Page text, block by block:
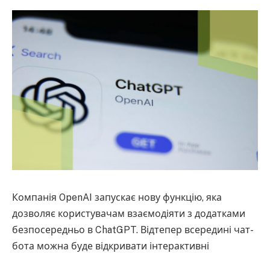
Компанія OpenAI запускає нову функцію, яка
дозволяє користувачам взаємодіяти з додатками
безпосередньо в ChatGPT. Відтепер всередині чат-
бота можна буде відкривати інтерактивні